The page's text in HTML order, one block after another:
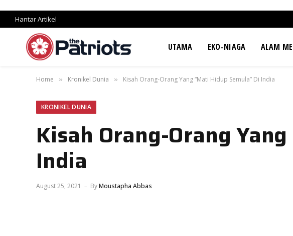
Hantar Artikel
UTAMA EKO-NIAGA ALAM
Home » Kronikel Dunia » Kisah Orang-Orang Yang “Mati Hidup Semula” Di India
KRONIKEL DUNIA
Kisah Orang-Orang
India
August 25, 2021 ByMoustapha Abbas